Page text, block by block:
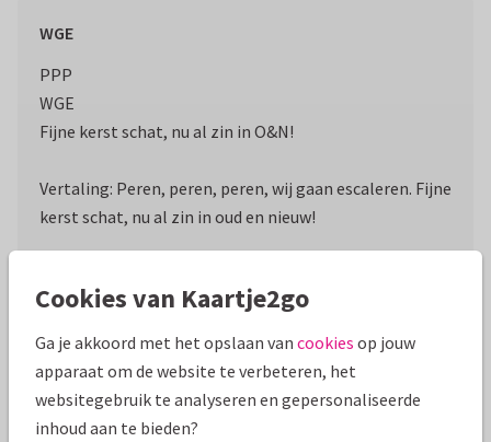
WGE
PPP
WGE
Fijne kerst schat, nu al zin in O&N!
Vertaling: Peren, peren, peren, wij gaan escaleren. Fijne
kerst schat, nu al zin in oud en nieuw!
Lekker aan de esma’s
Schat vnv lekker aan de esma’s
Deze O&N wordt zo’n erva echt niet normi!
Cookies van Kaartje2go
Ga je akkoord met het opslaan van cookies op jouw
apparaat om de website te verbeteren, het
websitegebruik te analyseren en gepersonaliseerde
inhoud aan te bieden?